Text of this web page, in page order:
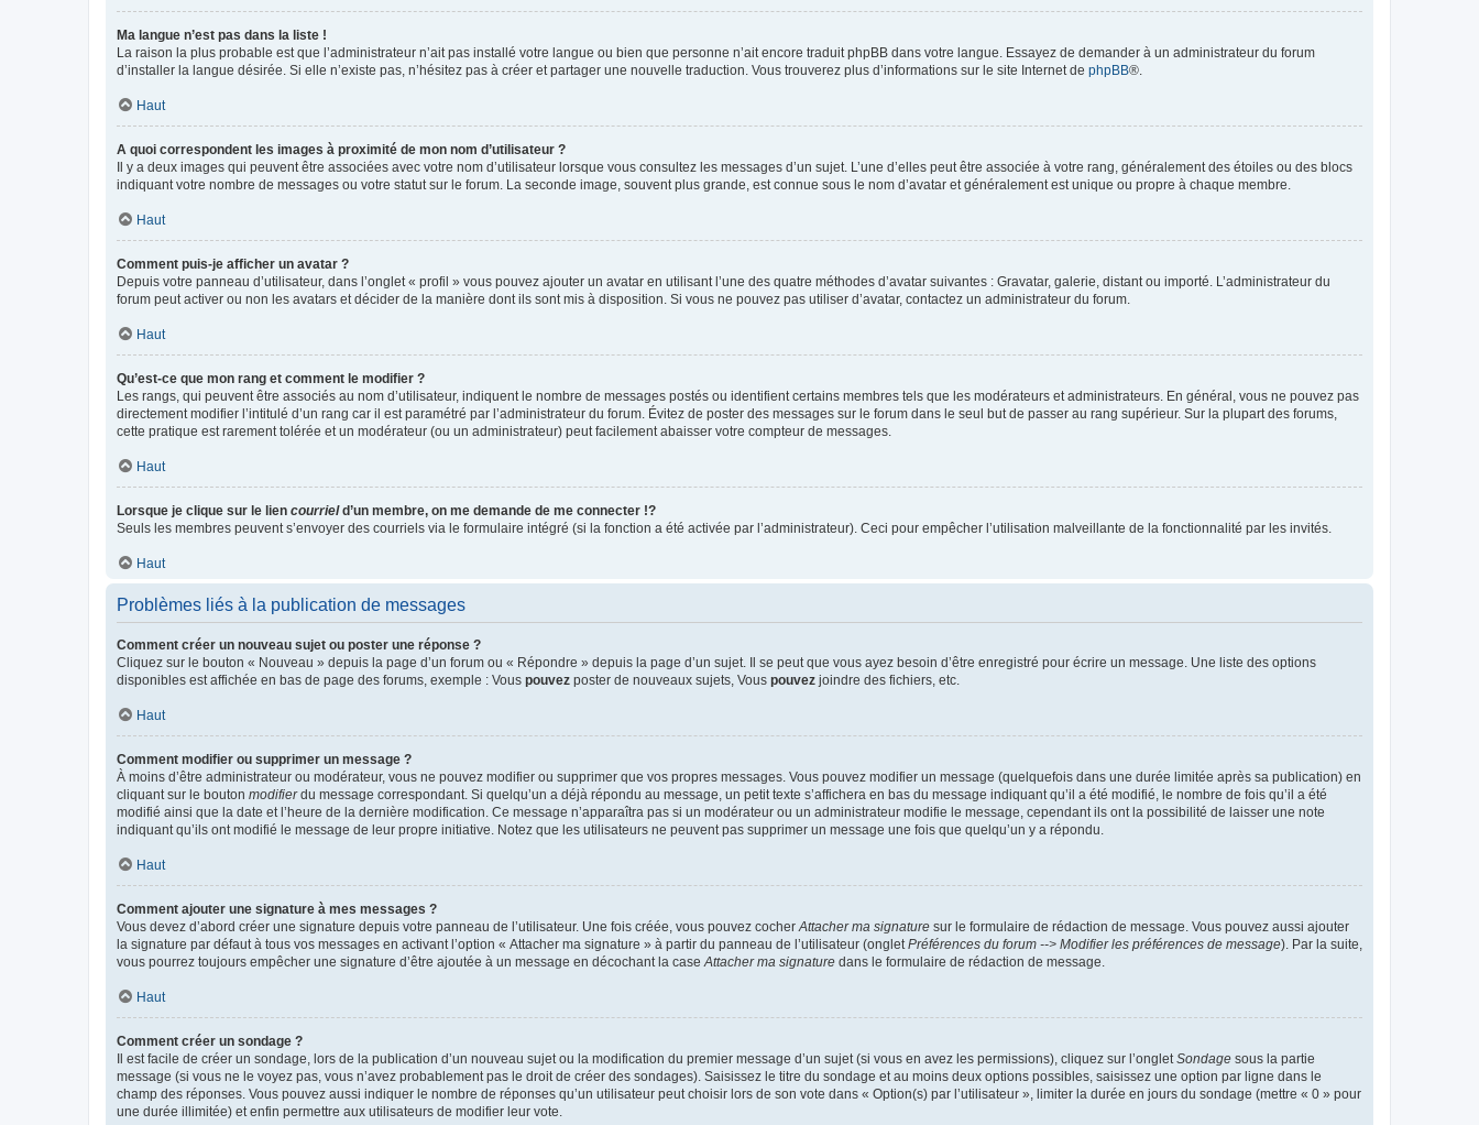
Ma langue n’est pas dans la liste !
La raison la plus probable est que l’administrateur n’ait pas installé votre langue ou bien que personne n’ait encore traduit phpBB dans votre langue. Essayez de demander à un administrateur du forum
d’installer la langue désirée. Si elle n’existe pas, n’hésitez pas à créer et partager une nouvelle traduction. Vous trouverez plus d’informations sur le site Internet de phpBB®.
Haut
A quoi correspondent les images à proximité de mon nom d’utilisateur ?
Il y a deux images qui peuvent être associées avec votre nom d’utilisateur lorsque vous consultez les messages d’un sujet. L’une d’elles peut être associée à votre rang, généralement des étoiles ou des blocs
indiquant votre nombre de messages ou votre statut sur le forum. La seconde image, souvent plus grande, est connue sous le nom d’avatar et généralement est unique ou propre à chaque membre.
Haut
Comment puis-je afficher un avatar ?
Depuis votre panneau d’utilisateur, dans l’onglet « profil » vous pouvez ajouter un avatar en utilisant l’une des quatre méthodes d’avatar suivantes : Gravatar, galerie, distant ou importé. L’administrateur du
forum peut activer ou non les avatars et décider de la manière dont ils sont mis à disposition. Si vous ne pouvez pas utiliser d’avatar, contactez un administrateur du forum.
Haut
Qu’est-ce que mon rang et comment le modifier ?
Les rangs, qui peuvent être associés au nom d’utilisateur, indiquent le nombre de messages postés ou identifient certains membres tels que les modérateurs et administrateurs. En général, vous ne pouvez pas
directement modifier l’intitulé d’un rang car il est paramétré par l’administrateur du forum. Évitez de poster des messages sur le forum dans le seul but de passer au rang supérieur. Sur la plupart des forums,
cette pratique est rarement tolérée et un modérateur (ou un administrateur) peut facilement abaisser votre compteur de messages.
Haut
Lorsque je clique sur le lien courrield’un membre, on me demande de me connecter !?
Seuls les membres peuvent s’envoyer des courriels via le formulaire intégré (si la fonction a été activée par l’administrateur). Ceci pour empêcher l’utilisation malveillante de la fonctionnalité par les invités.
Haut
Problèmes liés à la publication de messages
Comment créer un nouveau sujet ou poster une réponse ?
Cliquez sur le bouton « Nouveau » depuis la page d’un forum ou « Répondre » depuis la page d’un sujet. Il se peut que vous ayez besoin d’être enregistré pour écrire un message. Une liste des options
disponibles est affichée en bas de page des forums, exemple : Vous pouvez poster de nouveaux sujets, Vous pouvez joindre des fichiers, etc.
Haut
Comment modifier ou supprimer un message ?
À moins d’être administrateur ou modérateur, vous ne pouvez modifier ou supprimer que vos propres messages. Vous pouvez modifier un message (quelquefois dans une durée limitée après sa publication) en
cliquant sur le bouton modifierdu message correspondant. Si quelqu’un a déjà répondu au message, un petit texte s’affichera en bas du message indiquant qu’il a été modifié, le nombre de fois qu’il a été
modifié ainsi que la date et l’heure de la dernière modification. Ce message n’apparaîtra pas si un modérateur ou un administrateur modifie le message, cependant ils ont la possibilité de laisser une note
indiquant qu’ils ont modifié le message de leur propre initiative. Notez que les utilisateurs ne peuvent pas supprimer un message une fois que quelqu’un y a répondu.
Haut
Comment ajouter une signature à mes messages ?
Vous devez d’abord créer une signature depuis votre panneau de l’utilisateur. Une fois créée, vous pouvez cocher Attacher ma signature sur le formulaire de rédaction de message. Vous pouvez aussi ajouter
la signature par défaut à tous vos messages en activant l’option « Attacher ma signature » à partir du panneau de l’utilisateur (onglet Préférences du forum --> Modifier les préférences de message). Par la suite,
vous pourrez toujours empêcher une signature d’être ajoutée à un message en décochant la case Attacher ma signature dans le formulaire de rédaction de message.
Haut
Comment créer un sondage ?
Il est facile de créer un sondage, lors de la publication d’un nouveau sujet ou la modification du premier message d’un sujet (si vous en avez les permissions), cliquez sur l’onglet Sondage sous la partie
message (si vous ne le voyez pas, vous n’avez probablement pas le droit de créer des sondages). Saisissez le titre du sondage et au moins deux options possibles, saisissez une option par ligne dans le
champ des réponses. Vous pouvez aussi indiquer le nombre de réponses qu’un utilisateur peut choisir lors de son vote dans « Option(s) par l’utilisateur », limiter la durée en jours du sondage (mettre « 0 » pour
une durée illimitée) et enfin permettre aux utilisateurs de modifier leur vote.